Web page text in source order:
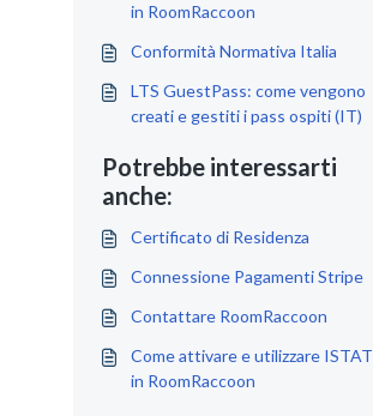
in RoomRaccoon
Conformità Normativa Italia
LTS GuestPass: come vengono
creati e gestiti i pass ospiti (IT)
Potrebbe interessarti
anche:
Certificato di Residenza
Connessione Pagamenti Stripe
Contattare RoomRaccoon
Come attivare e utilizzare ISTAT
in RoomRaccoon